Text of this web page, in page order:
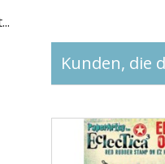
Kunden, die